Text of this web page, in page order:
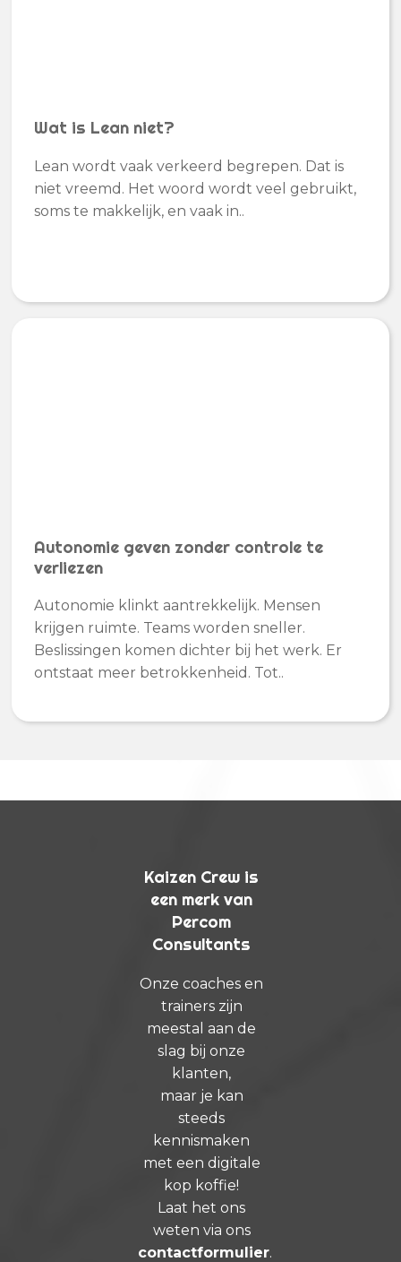
Wat is Lean niet?
Lean wordt vaak verkeerd begrepen. Dat is
niet vreemd. Het woord wordt veel gebruikt,
soms te makkelijk, en vaak in..
Autonomie geven zonder controle te
verliezen
Autonomie klinkt aantrekkelijk. Mensen
krijgen ruimte. Teams worden sneller.
Beslissingen komen dichter bij het werk. Er
ontstaat meer betrokkenheid. Tot..
Kaizen Crew is
een merk van
Percom
Consultants
Onze coaches en
trainers zijn
meestal aan de
slag bij onze
klanten,
maar je kan
steeds
kennismaken
met een digitale
kop koffie!
Laat het ons
weten via ons
contactformulier.